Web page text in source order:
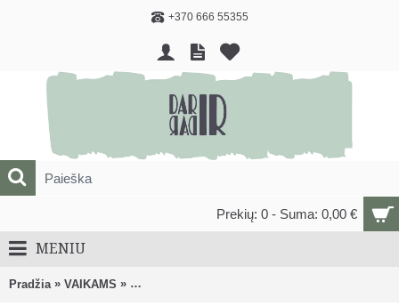
+370 666 55355
Prekių: 0 - Suma: 0,00 €
MENIU
Pradžia » VAIKAMS » AUTOMOBILINĖS KĖDUTĖS, KELIONIŲ PRIEDAI